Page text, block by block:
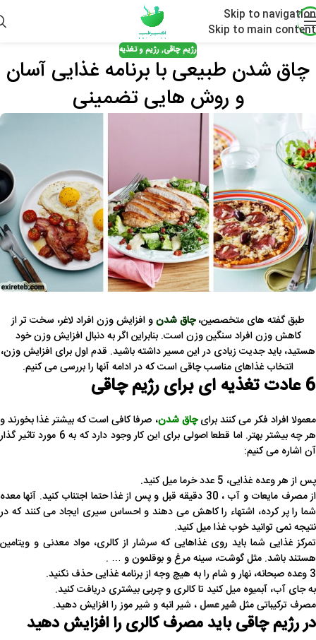
Skip to navigation
Skip to main content
رژیم چاقی,رژیم و تغذیه
چاق شدن طبیعی با برنامه غذایی آسان
و روش هایی تضمینی
طبق گفته های متخصصین،چاق شدنو افزایش وزن افراد لاغر، سخت تر از
کاهش وزن افراد سنگین وزن است. بنابراین اگر به دنبال افزایش وزن خود
هستید، باید جدیت زیادی در این مسیر داشته باشید. قدم اول برای افزایش وزن،
انتخاب غذاهای مناسب چاقی است که در ادامه آنها را بررسی می کنیم.
6 عادت تغذیه ای برای رژیم چاقی
معمولا افراد فکر می کنند برایچاق شدن، صرفا کافی است که بیشتر غذا بخورند و
هر چه بیشتر بهتر. اما قطعا اصولی برای این کار وجود دارد که به 6 مورد تاثیر گذار
آن اشاره می کنیم:
پس از هر وعده غذایی، 5 عدد خرما میل کنید.
از مصرف مایعات و آب ، 30 دقیقه قبل و پس از غذا حتما اجتناب کنید. آنها معده
شما را پر کرده، اشتهاء را کاهش می دهند و احساس سیری ایجاد می کنند که در
نتیجه نمی توانید خوب غذا میل کنید.
تمرکز غذایی شما باید روی غذاهایی که سرشار از کالری، مواد معدنی و ویتامین
هستند باشد. مثل گوشت، سینه مرغ و بوقلمون و … .
3 وعده صبحانه، نهار و شام را به هیچ وجه از برنامه غذایی حذف نکنید.
به جای آب، آبمیوه میل کنید تا کالری و چربی بیشتری دریافت کنید.
مصرف ترکیباتی مثلشیر عسل، شیر انبه و شیر موز را افزایش دهید.
در رژیم چاقی باید مصرف کالری را افزایش دهید